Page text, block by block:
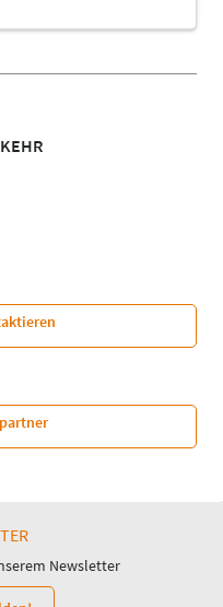
Newsletter